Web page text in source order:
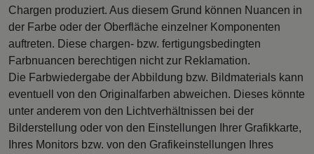
Chargen produziert. Aus diesem Grund können Nuancen in
der Farbe oder der Oberfläche einzelner Komponenten
auftreten. Diese chargen- bzw. fertigungsbedingten
Farbnuancen berechtigen nicht zur Reklamation.
Die Farbwiedergabe der Abbildung bzw. Bildmaterials kann
eventuell von den Originalfarben abweichen. Dieses könnte
unter anderem von den Lichtverhältnissen bei der
Bilderstellung oder von den Einstellungen Ihrer Grafikkarte,
Ihres Monitors bzw. von den Grafikeinstellungen Ihres